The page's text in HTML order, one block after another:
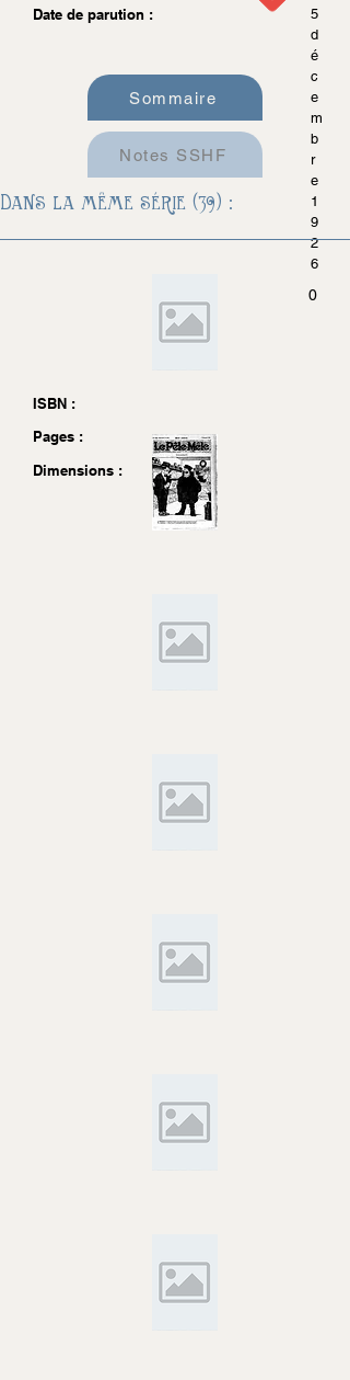
Date de parution :
5
d
é
c
e
m
b
r
e
1
9
2
6
0
ISBN :
Pages :
Dimensions :
Sommaire
Notes SSHF
Dans la même série (39) :